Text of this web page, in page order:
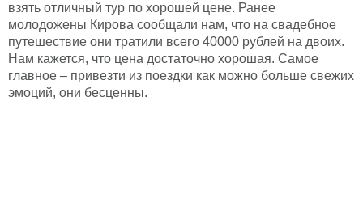
взять отличный тур по хорошей цене. Ранее
молодожены Кирова сообщали нам, что на свадебное
путешествие они тратили всего 40000 рублей на двоих.
Нам кажется, что цена достаточно хорошая. Самое
главное – привезти из поездки как можно больше свежих
эмоций, они бесценны.